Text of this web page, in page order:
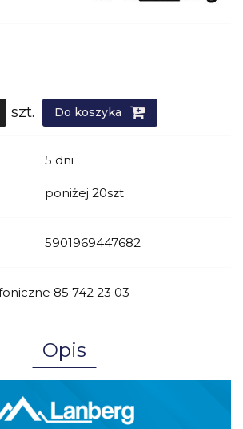
szt. Do koszyka
5 dni
poniżej 20szt
5901969447682
85 742 23 03
Opis